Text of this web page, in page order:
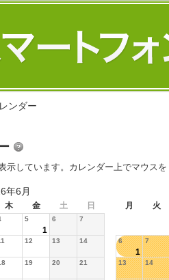
ンダー
示しています。カレンダー上でマウス
年6月
木 金 土 日 月 火
5
1
6 7
12 13 14
19 20 21
6
1
7
13 14